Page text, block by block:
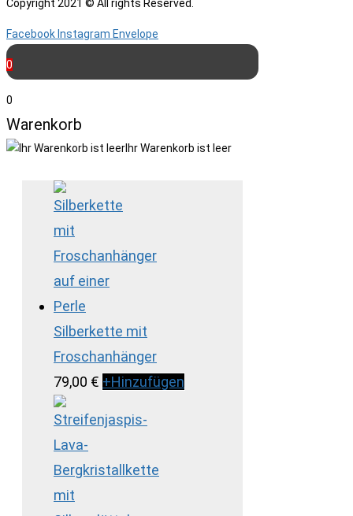
Copyright 2021 © All rights Reserved.
Facebook Instagram Envelope
0
0
Warenkorb
Ihr Warenkorb ist leer
Silberkette mit
Froschanhänger
79,00 € +Hinzufügen